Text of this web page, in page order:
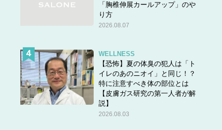
「胸椎伸展カールアップ」のや
り方
2026.08.07
WELLNESS
【恐怖】夏の体臭の犯人は「ト
イレのあのニオイ」と同じ！？
特に注意すべき体の部位とは
【皮膚ガス研究の第一人者が解
説】
2026.08.03